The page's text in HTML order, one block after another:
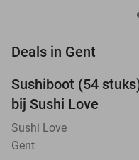
Deals in Gent
TODAY
Sushiboot (54
bij Sushi Love
Sushi Love
Gent